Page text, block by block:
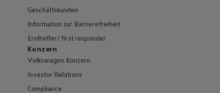
Geschäftskunden
Information zur Barrierefreiheit
Ersthelfer/ first responder
Konzern
Volkswagen Konzern
Investor Relations
Compliance